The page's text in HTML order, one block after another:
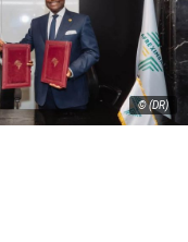
© (DR)